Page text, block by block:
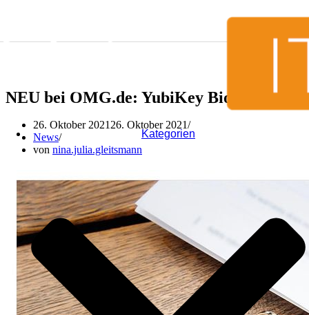
Kategorien
NEU bei OMG.de: YubiKey Bio Series 🆕
26. Oktober 2021 26. Oktober 2021
News
von nina.julia.gleitsmann